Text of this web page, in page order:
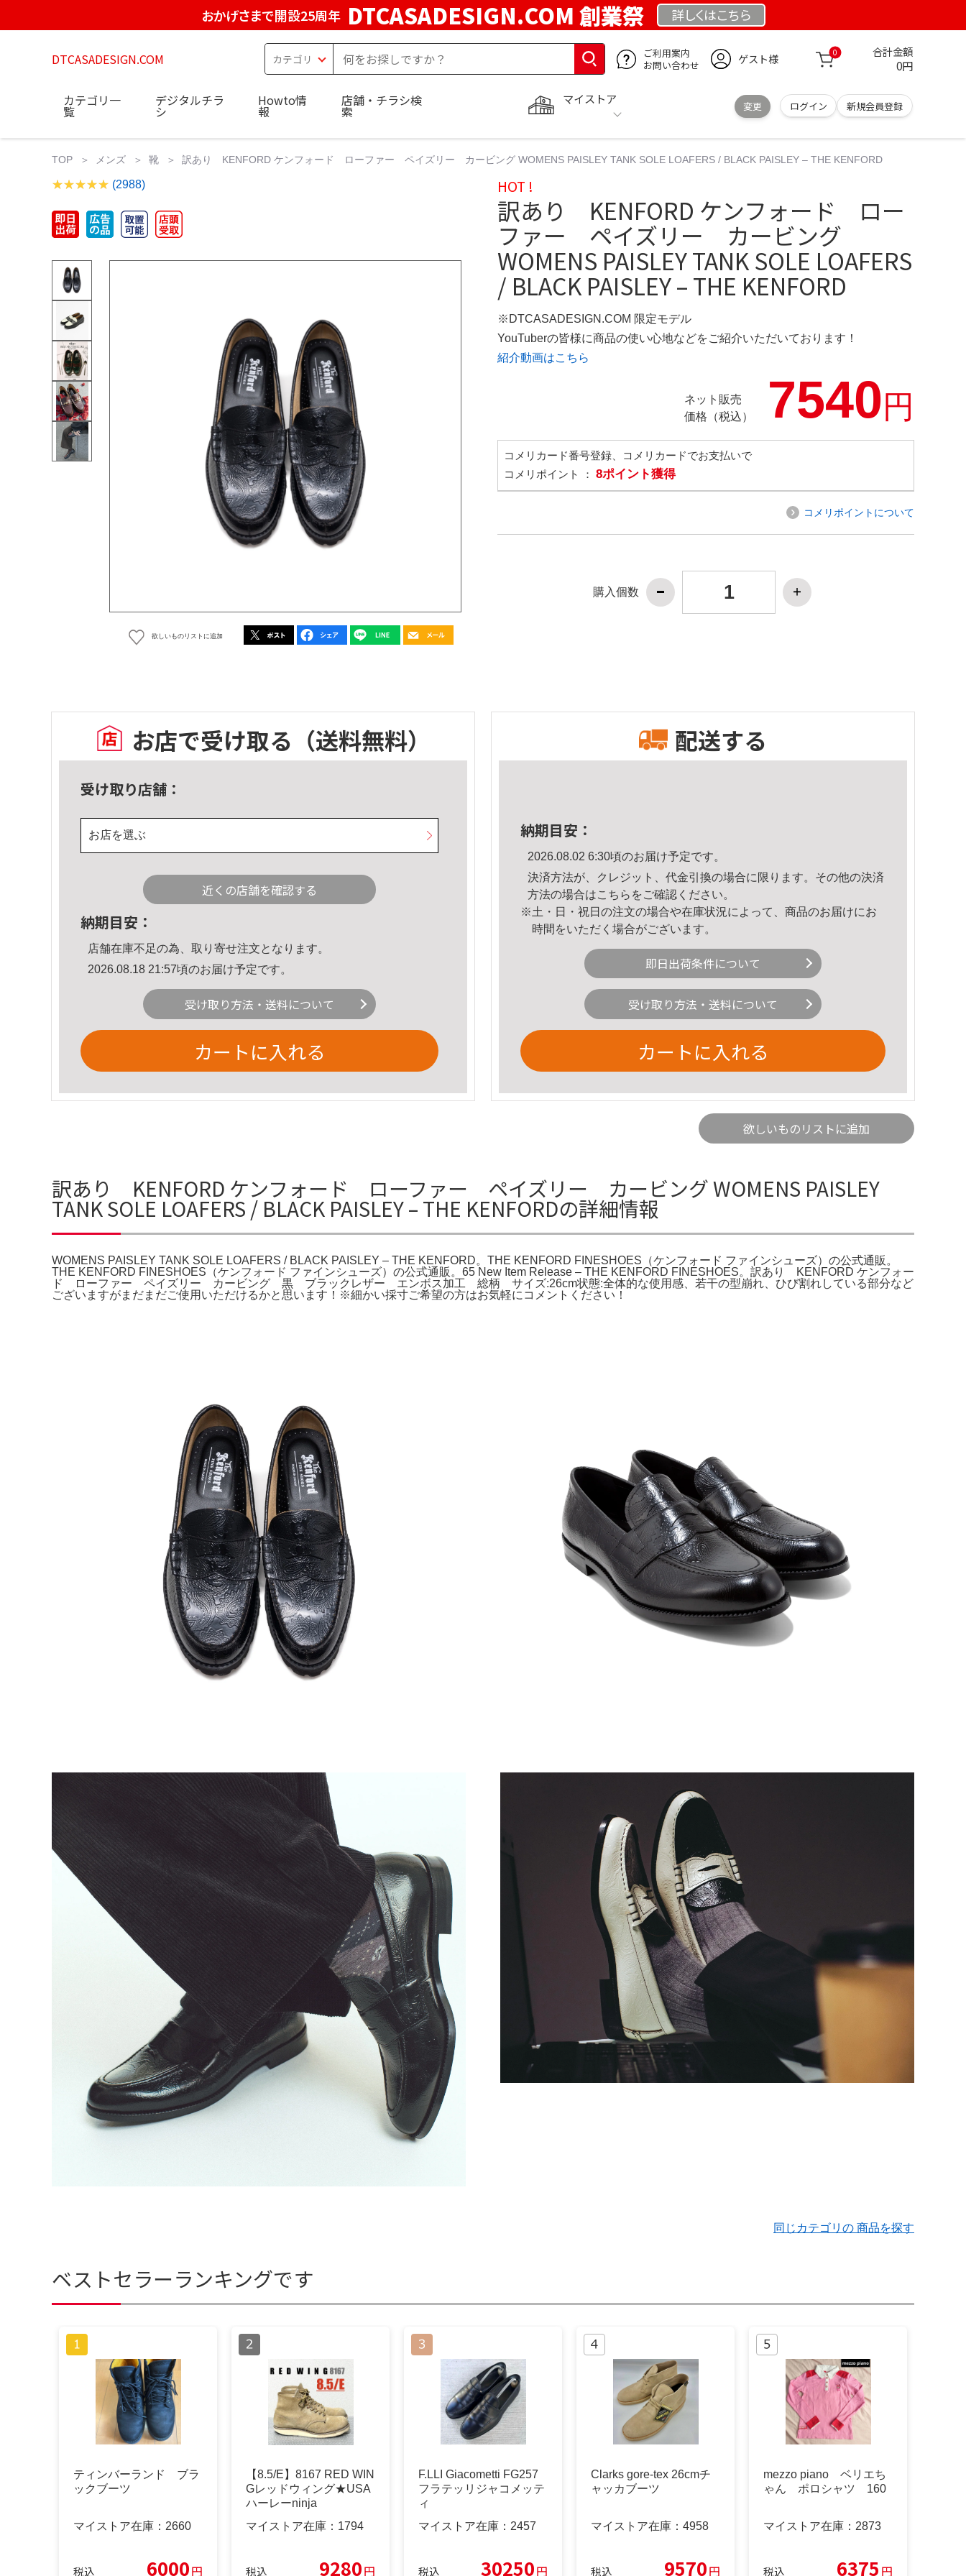
おかげさまで開設25周年 DTCASADESIGN.COM 創業祭 詳しくはこちら
DTCASADESIGN.COM
ご利用案内
お問い合わせ
ゲスト様 0 合計金額
0円
マイストア
変更 ログイン 新規会員登録
カテゴリ一
覧
デジタルチラ
シ
Howto情
報
店舗・チラシ検
索
TOP メンズ 靴 訳あり KENFORD ケンフォード ローファー ペイズリー カービング WOMENS PAISLEY TANK SOLE LOAFERS / BLACK PAISLEY – THE KENFORD
(2988)
欲しいものリストに追加
HOT !
訳あり KENFORD ケンフォード ロー
ファー ペイズリー カービング
WOMENS PAISLEY TANK SOLE LOAFERS
/ BLACK PAISLEY – THE KENFORD
※DTCASADESIGN.COM 限定モデル
YouTuberの皆様に商品の使い心地などをご紹介いただいております！
紹介動画はこちら
ネット販売
価格（税込）
7540円
コメリカード番号登録、コメリカードでお支払いで
コメリポイント ： 8ポイント獲得
コメリポイントについて
購入個数
お店で受け取る （送料無料）
受け取り店舗：
お店を選ぶ
近くの店舗を確認する
納期目安：
店舗在庫不足の為、取り寄せ注文となります。
2026.08.18 21:57頃のお届け予定です。
受け取り方法・送料について
カートに入れる
配送する
納期目安：
2026.08.02 6:30頃のお届け予定です。
決済方法が、クレジット、代金引換の場合に限ります。その他の決済
方法の場合はこちら をご確認ください。
※土・日・祝日の注文の場合や在庫状況によって、商品のお届けにお
時間をいただく場合がございます。
即日出荷条件について
受け取り方法・送料について
カートに入れる
欲しいものリストに追加
訳あり KENFORD ケンフォード ローファー ペイズリー カービング WOMENS PAISLEY
TANK SOLE LOAFERS / BLACK PAISLEY – THE KENFORDの詳細情報
WOMENS PAISLEY TANK SOLE LOAFERS / BLACK PAISLEY – THE KENFORD。THE KENFORD FINESHOES（ケンフォード ファインシューズ）の公式通販。
THE KENFORD FINESHOES（ケンフォード ファインシューズ）の公式通販。65 New Item Release – THE KENFORD FINESHOES。訳あり KENFORD ケンフォー
ド ローファー ペイズリー カービング 黒 ブラックレザー エンボス加工 総柄 サイズ:26cm状態:全体的な使用感、若干の型崩れ、ひび割れしている部分など
ございますがまだまだご使用いただけるかと思います！※細かい採寸ご希望の方はお気軽にコメントください！
同じカテゴリの 商品を探す
ベストセラーランキングです
ティンバーランド ブラ
ックブーツ
マイストア在庫： 2660
税込 6000円
【8.5/E】8167 RED WIN
Gレッドウィング★USA
ハーレーninja
マイストア在庫： 1794
税込 9280円
F.LLI Giacometti FG257
フラテッリジャコメッテ
ィ
マイストア在庫： 2457
税込 30250円
Clarks gore-tex 26cmチ
ャッカブーツ
マイストア在庫： 4958
税込 9570円
mezzo piano ベリエち
ゃん ポロシャツ 160
マイストア在庫： 2873
税込 6375 円